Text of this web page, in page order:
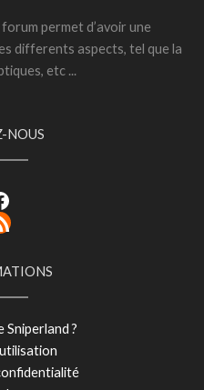
permet d’avoir une
differents aspects, tel que la
etc ...
NOUS
Feed
Sniperland ?